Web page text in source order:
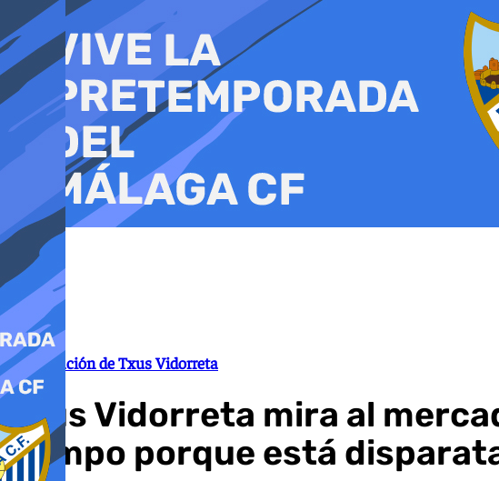
al
contenido
Presentación de Txus Vidorreta
Txus Vidorreta mira al
tiempo porque está